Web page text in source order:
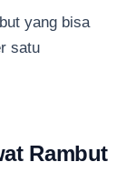
yang bisa
satu
Rambut